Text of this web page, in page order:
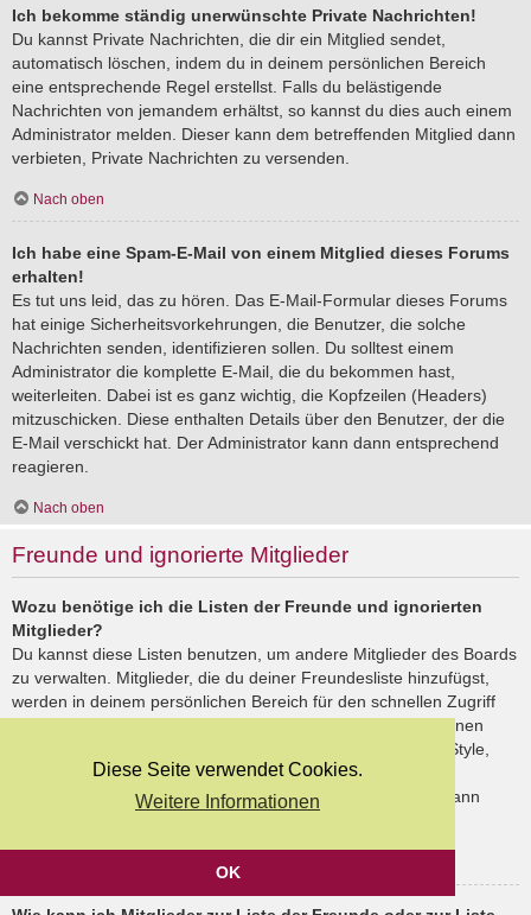
Diese Seite verwendet Cookies.
Weitere Informationen
OK
Ich bekomme ständig unerwünschte Private Nachrichten!
Du kannst Private Nachrichten, die dir ein Mitglied sendet,
automatisch löschen, indem du in deinem persönlichen Bereich
eine entsprechende Regel erstellst. Falls du belästigende
Nachrichten von jemandem erhältst, so kannst du dies auch einem
Administrator melden. Dieser kann dem betreffenden Mitglied dann
verbieten, Private Nachrichten zu versenden.
Nach oben
Ich habe eine Spam-E-Mail von einem Mitglied dieses Forums
erhalten!
Es tut uns leid, das zu hören. Das E-Mail-Formular dieses Forums
hat einige Sicherheitsvorkehrungen, die Benutzer, die solche
Nachrichten senden, identifizieren sollen. Du solltest einem
Administrator die komplette E-Mail, die du bekommen hast,
weiterleiten. Dabei ist es ganz wichtig, die Kopfzeilen (Headers)
mitzuschicken. Diese enthalten Details über den Benutzer, der die
E-Mail verschickt hat. Der Administrator kann dann entsprechend
reagieren.
Nach oben
Freunde und ignorierte Mitglieder
Wozu benötige ich die Listen der Freunde und ignorierten
Mitglieder?
Du kannst diese Listen benutzen, um andere Mitglieder des Boards
zu verwalten. Mitglieder, die du deiner Freundesliste hinzufügst,
werden in deinem persönlichen Bereich für den schnellen Zugriff
aufgelistet. Du siehst dort deren Onlinestatus und kannst ihnen
schnell eine Private Nachricht senden. Abhängig von dem Style,
den du verwendest, können Beiträge deiner Freunde auch
hervorgehoben sein. Wenn du einen Benutzer ignorierst, dann